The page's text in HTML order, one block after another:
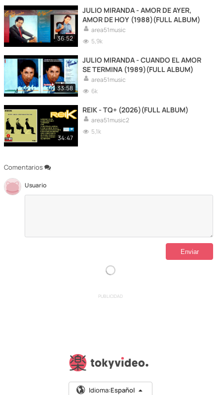
Comentarios
Usuario
36:52
JULIO MIRANDA - AMOR DE AYER,
AMOR DE HOY (1988)(FULL ALBUM)
area51music
5,9k
33:58
JULIO MIRANDA - CUANDO EL AMOR
SE TERMINA (1989)(FULL ALBUM)
area51music
6k
34:47
REIK - TQ+ (2026)(FULL ALBUM)
area51music2
5,1k
PUBLICIDAD
Idioma:Español